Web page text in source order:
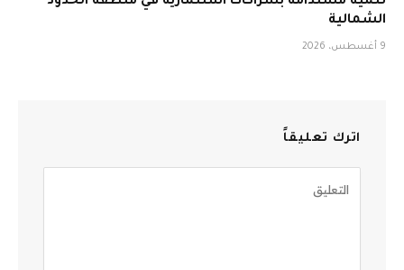
الشمالية
9 أغسطس، 2026
اترك تعليقاً